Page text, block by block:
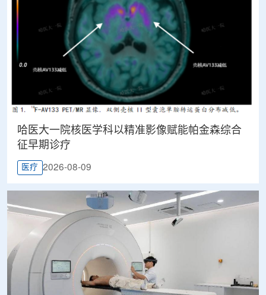
哈医大一院核医学科以精准影像赋能帕金森综合
征早期诊疗
医疗 2026-08-09